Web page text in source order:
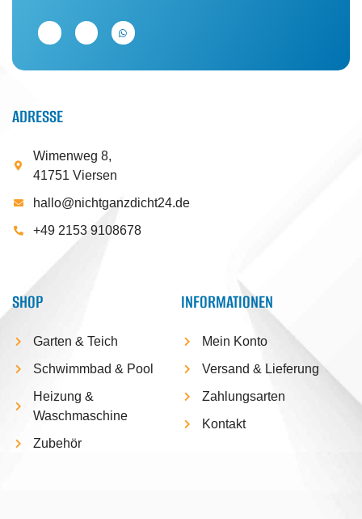
ADRESSE
Wimenweg 8,
41751 Viersen
hallo@nichtganzdicht24.de
+49 2153 9108678
SHOP
Garten & Teich
Schwimmbad & Pool
Heizung &
Waschmaschine
Zubehör
INFORMATIONEN
Mein Konto
Versand & Lieferung
Zahlungsarten
Kontakt